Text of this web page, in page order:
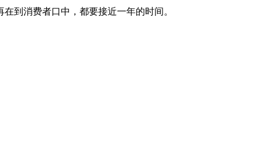
到消费者口中，都要接近一年的时间。